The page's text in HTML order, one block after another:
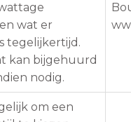
wat er
tegelijkertijd.
kan bijgehuurd
nodig.
om een